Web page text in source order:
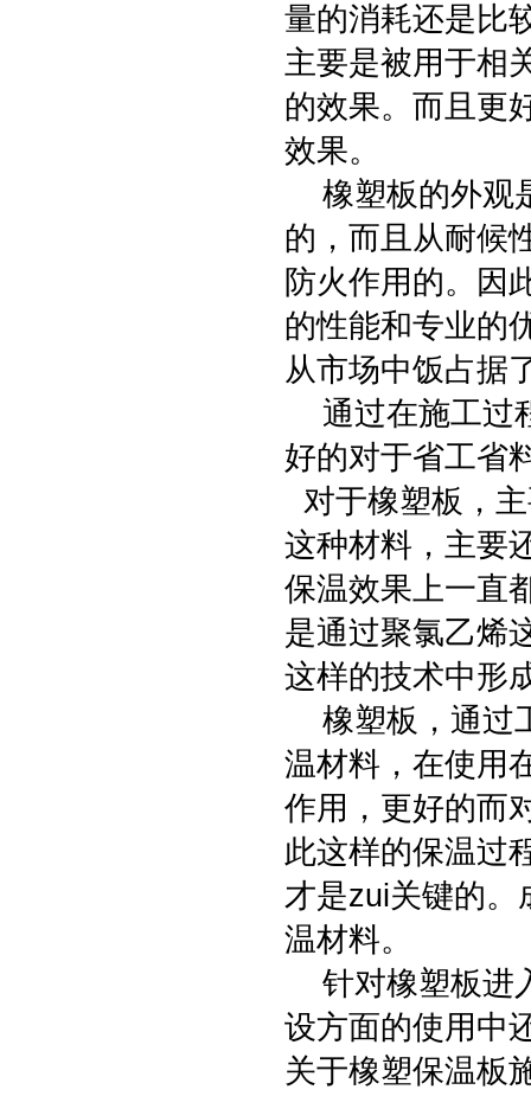
量的消耗还是比
主要是被用于相
的效果。而且更
效果。
橡塑板的外观
的，而且从耐候
防火作用的。因
的性能和专业的
从市场中饭占据
通过在施工过
好的对于省工省
对于橡塑板，
这种材料，主要
保温效果上一直
是通过聚氯乙烯
这样的技术中形
橡塑板，通过
温材料，在使用
作用，更好的而
此这样的保温过
才是zui关键的。
温材料。
针对橡塑板进
设方面的使用中
关于橡塑保温板